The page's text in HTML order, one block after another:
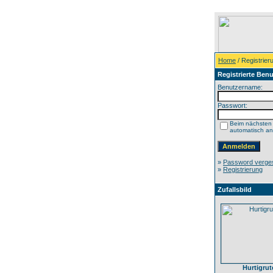
Home /
Registrierte
Benutzername:
Passwort:
Beim nächsten
automatisch
» Password
» Registrierung
Zufallsbild